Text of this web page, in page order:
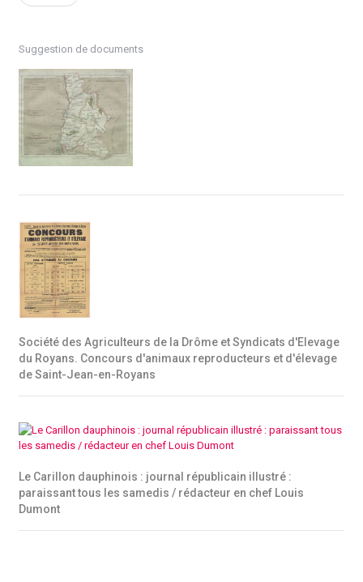
Suggestion de documents
Société des Agriculteurs de la Drôme et Syndicats d'Elevage
du Royans. Concours d'animaux reproducteurs et d'élevage
de Saint-Jean-en-Royans
Le Carillon dauphinois : journal républicain illustré :
paraissant tous les samedis / rédacteur en chef Louis
Dumont